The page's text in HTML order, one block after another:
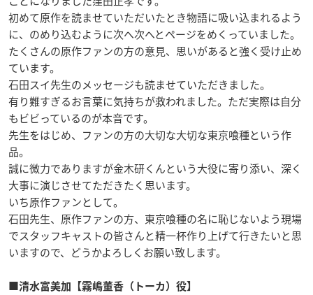
初めて原作を読ませていただいたとき物語に吸い込まれるよう
に、のめり込むように次へ次へとページをめくっていました。
たくさんの原作ファンの方の意見、思いがあると強く受け止め
ています。
石田スイ先生のメッセージも読ませていただきました。
有り難すぎるお言葉に気持ちが救われました。ただ実際は自分
もビビっているのが本音です。
先生をはじめ、ファンの方の大切な大切な東京喰種という作
品。
誠に微力でありますが金木研くんという大役に寄り添い、深く
大事に演じさせてただきたく思います。
いち原作ファンとして。
石田先生、原作ファンの方、東京喰種の名に恥じないよう現場
でスタッフキャストの皆さんと精一杯作り上げて行きたいと思
いますので、どうかよろしくお願い致します。
■清水富美加【霧嶋董香（トーカ）役】